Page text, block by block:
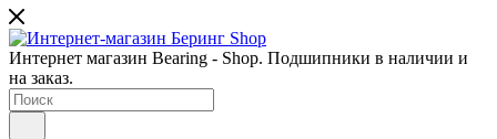
Интернет магазин Bearing - Shop. Подшипники в наличии и
на заказ.